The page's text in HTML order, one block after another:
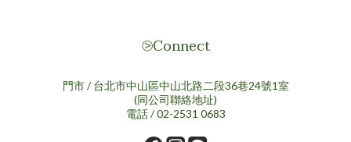
⧁Connect
門市 / 台北市中山區中山北路二段36巷24號1室
(同公司聯絡地址)
電話 / 02-2531 0683